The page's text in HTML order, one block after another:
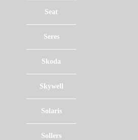
Seat
Seres
Skoda
Skywell
Solaris
Sollers